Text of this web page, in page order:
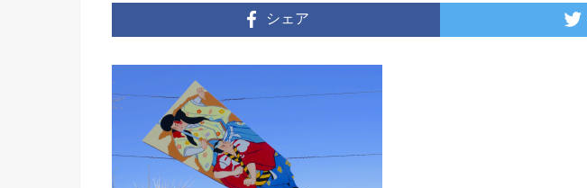
シェア